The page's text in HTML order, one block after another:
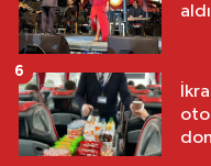
aldı
6